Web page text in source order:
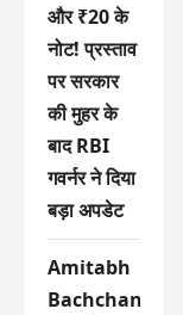
और ₹20 के
नोट! प्रस्ताव
पर सरकार
की मुहर के
बाद RBI
गवर्नर ने दिया
बड़ा अपडेट
Amitabh
Bachchan: